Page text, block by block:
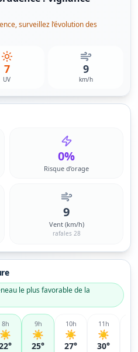
surveillez l’évolution des
7
UV
9
km/h
0%
Risque d’orage
9
Vent (km/h)
rafales 28
le plus favorable de la
8h
☀️
9h
☀️
25°
10h
☀️
27°
11 h
☀️
30°